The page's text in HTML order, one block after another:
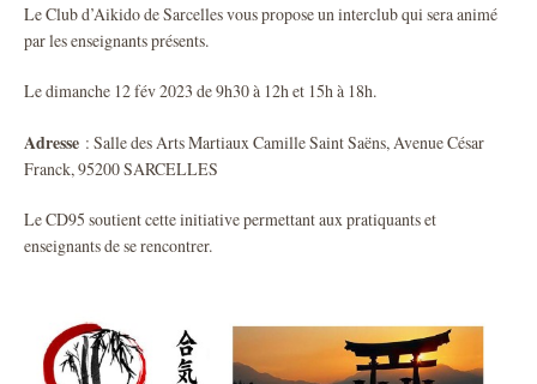
Photos
Le Club d’Aikido de Sarcelles vous propose un interclub qui sera animé
par les enseignants présents.
Le dimanche 12 fév 2023 de 9h30 à 12h et 15h à 18h.
Adresse : Salle des Arts Martiaux Camille Saint Saëns, Avenue César
Franck, 95200 SARCELLES
Le CD95 soutient cette initiative permettant aux pratiquants et
enseignants de se rencontrer.